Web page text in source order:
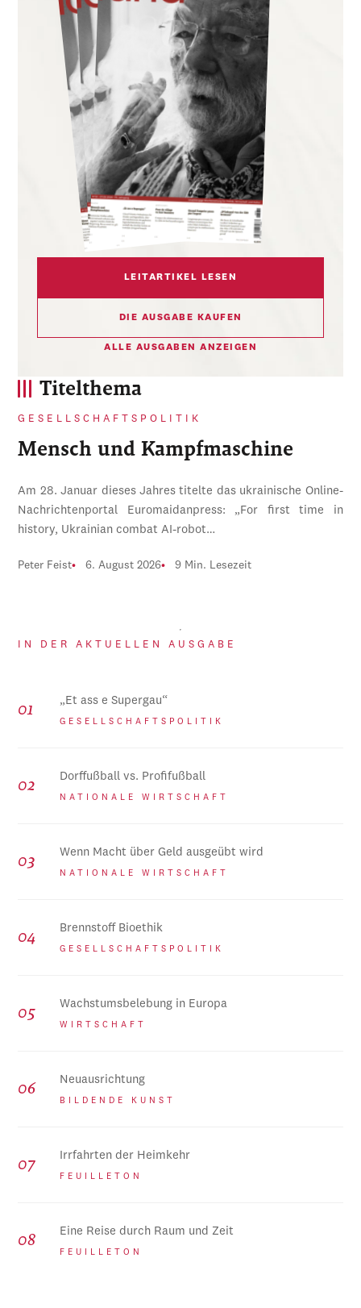
Titelthema
GESELLSCHAFTSPOLITIK
Mensch und Kampfmaschine
Am 28. Januar dieses Jahres titelte das ukrainische Online-
Nachrichtenportal Euromaidanpress: „For first time in
history, Ukrainian combat AI-robot…
Peter Feist 6. August 2026 9 Min. Lesezeit
IN DER AKTUELLEN AUSGABE
„Et ass e Supergau“
GESELLSCHAFTSPOLITIK
Dorffußball vs. Profifußball
NATIONALE WIRTSCHAFT
Wenn Macht über Geld ausgeübt wird
NATIONALE WIRTSCHAFT
Brennstoff Bioethik
GESELLSCHAFTSPOLITIK
Wachstumsbelebung in Europa
WIRTSCHAFT
Neuausrichtung
BILDENDE KUNST
Irrfahrten der Heimkehr
FEUILLETON
Eine Reise durch Raum und Zeit
FEUILLETON
LEITARTIKEL LESEN
DIE AUSGABE KAUFEN
ALLE AUSGABEN ANZEIGEN